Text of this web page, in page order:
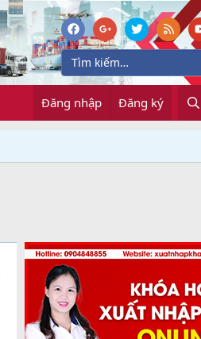
Đăng nhập Đăng ký